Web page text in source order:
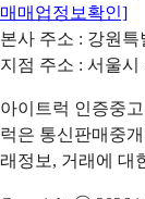
매매업정보확인]
본사 주소 : 강원특
지점 주소 : 서울
아이트럭 인증중
럭은 통신판매중
래정보, 거래에 대